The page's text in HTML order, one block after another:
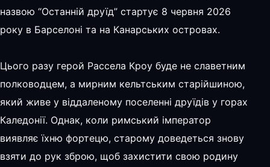
назвою “Останній друїд” стартує 8 червня 2026
року в Барселоні та на Канарських островах.
Цього разу герой Рассела Кроу буде не славетним
полководцем, а мирним кельтським старійшиною,
який живе у віддаленому поселенні друїдів у горах
Каледонії. Однак, коли римський імператор
виявляє їхню фортецю, старому доведеться знову
взяти до рук зброю, щоб захистити свою родину